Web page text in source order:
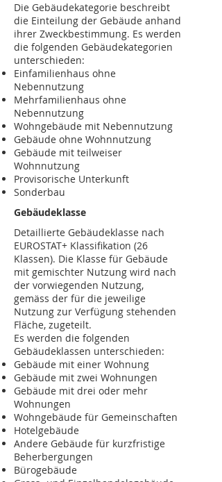
Die Gebäudekategorie beschreibt
die Einteilung der Gebäude anhand
ihrer Zweckbestimmung. Es werden
die folgenden Gebäudekategorien
unterschieden:
Einfamilienhaus ohne
Nebennutzung
Mehrfamilienhaus ohne
Nebennutzung
Wohngebäude mit Nebennutzung
Gebäude ohne Wohnnutzung
Gebäude mit teilweiser
Wohnnutzung
Provisorische Unterkunft
Sonderbau
Gebäudeklasse
Detaillierte Gebäudeklasse nach
EUROSTAT+ Klassifikation (26
Klassen). Die Klasse für Gebäude
mit gemischter Nutzung wird nach
der vorwiegenden Nutzung,
gemäss der für die jeweilige
Nutzung zur Verfügung stehenden
Fläche, zugeteilt.
Es werden die folgenden
Gebäudeklassen unterschieden:
Gebäude mit einer Wohnung
Gebäude mit zwei Wohnungen
Gebäude mit drei oder mehr
Wohnungen
Wohngebäude für Gemeinschaften
Hotelgebäude
Andere Gebäude für kurzfristige
Beherbergungen
Bürogebäude